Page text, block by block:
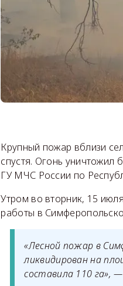
Крупный пожар вблизи
спустя. Огонь уничтожил
ГУ МЧС России по
Утром во вторник, 15
работы в
«Лесной пожар в
ликвидирован на
составила 110 га»,